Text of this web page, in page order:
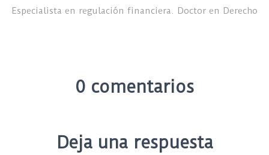
Especialista en regulación financiera. Doctor en Derecho
0 comentarios
Deja una respuesta